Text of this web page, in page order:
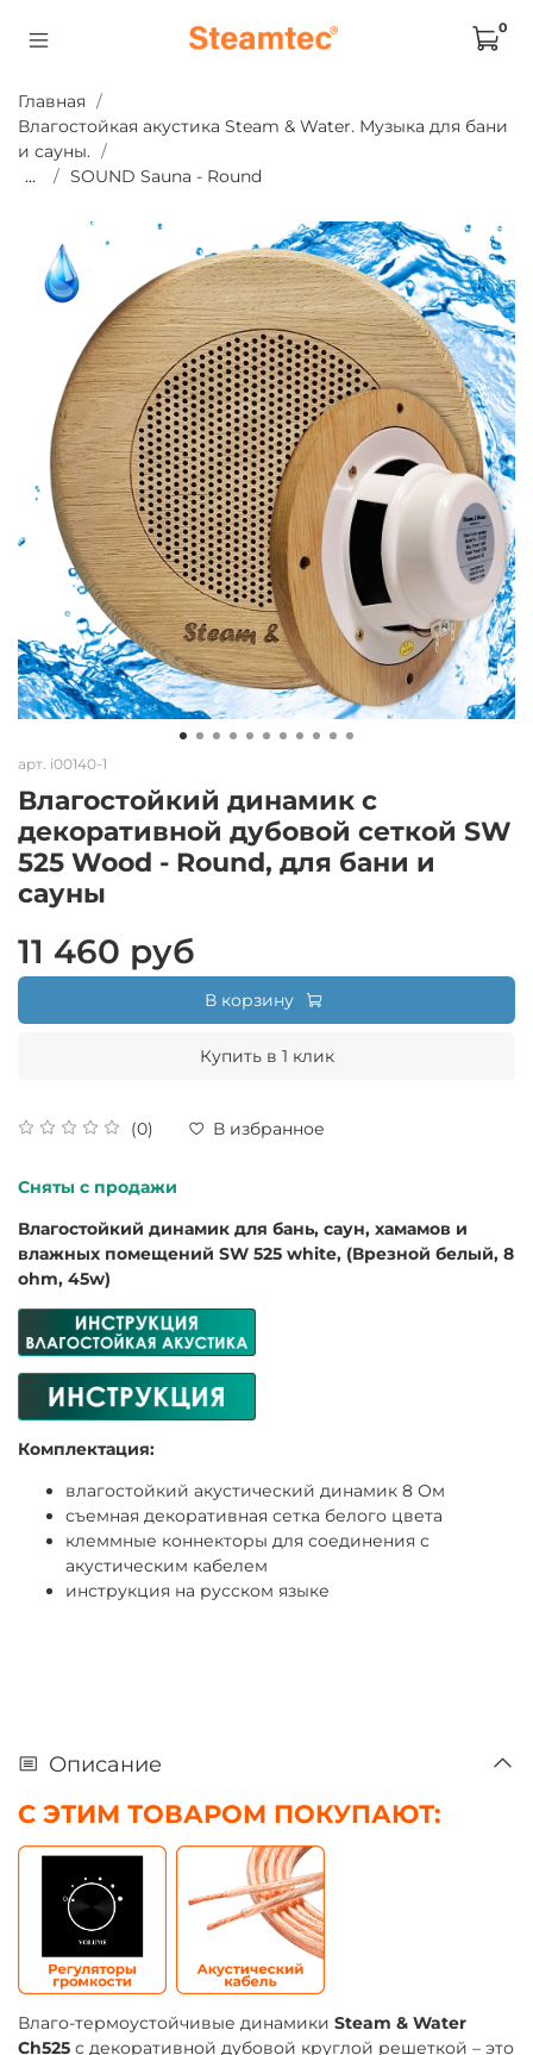
0
Главная
Влагостойкая акустика Steam & Water. Музыка для бани
и сауны.
...
SOUND Sauna - Round
арт. i00140-1
Влагостойкий динамик с
декоративной дубовой сеткой SW
525 Wood - Round, для бани и
сауны
(0) В избранное
11 460 руб
В корзину
Купить в 1 клик
Сняты с продажи
Влагостойкий динамик для бань, саун, хамамов и
влажных помещений SW 525 white, (Врезной белый, 8
ohm, 45w)
Комплектация:
влагостойкий акустический динамик 8 Ом
съемная декоративная сетка белого цвета
клеммные коннекторы для соединения с
акустическим кабелем
инструкция на русском языке
Описание
С ЭТИМ ТОВАРОМ ПОКУПАЮТ:
Влаго-термоустойчивые динамики Steam & Water
Ch525 с декоративной дубовой круглой решеткой – это